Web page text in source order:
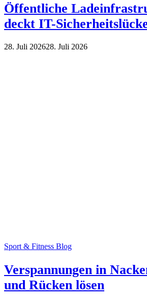
Öffentliche
deckt IT-
28. Juli 202628. Juli 2026
Sport & Fitness Blog
Verspannungen in
und Rücken lösen